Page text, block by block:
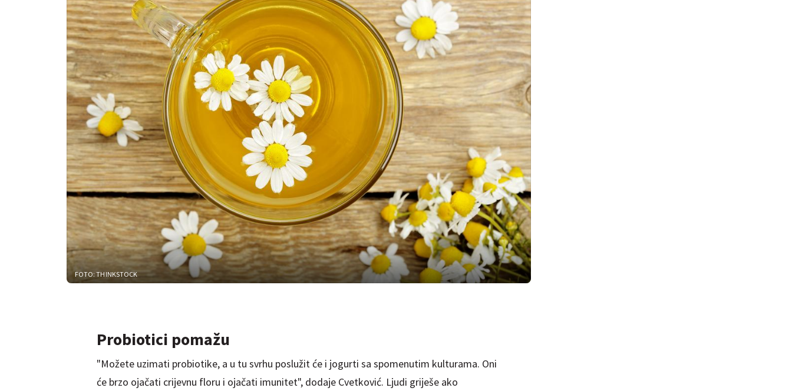
FOTO: THINKSTOCK
Probiotici pomažu
"Možete uzimati probiotike, a u tu svrhu poslužit će i jogurti sa spomenutim kulturama. Oni
će brzo ojačati crijevnu floru i ojačati imunitet", dodaje Cvetković. Ljudi griješe ako